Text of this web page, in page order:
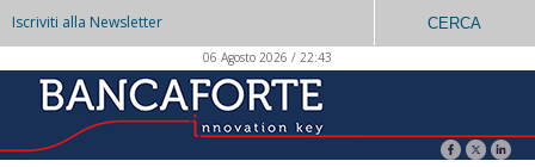
Iscriviti alla Newsletter CERCA
06 Agosto 2026 / 22:43